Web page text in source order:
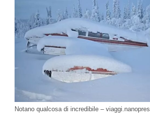
Notano qualcosa di incredibile –